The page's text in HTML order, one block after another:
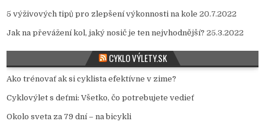
5 výživových tipů pro zlepšení výkonnosti na kole 20.7.2022
Jak na převážení kol, jaký nosič je ten nejvhodnější? 25.3.2022
CYKLO VÝLETY.SK
Ako trénovať ak si cyklista efektívne v zime?
Cyklovýlet s deťmi: Všetko, čo potrebujete vedieť
Okolo sveta za 79 dní – na bicykli